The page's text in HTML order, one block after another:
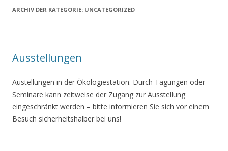
ARCHIV DER KATEGORIE: UNCATEGORIZED
Ausstellungen
Austellungen in der Ökologiestation. Durch Tagungen oder
Seminare kann zeitweise der Zugang zur Ausstellung
eingeschränkt werden – bitte informieren Sie sich vor einem
Besuch sicherheitshalber bei uns!